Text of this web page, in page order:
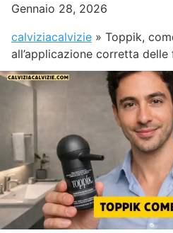
Gennaio 28, 2026
calviziacalvizie » Toppik,
all’applicazione corretta